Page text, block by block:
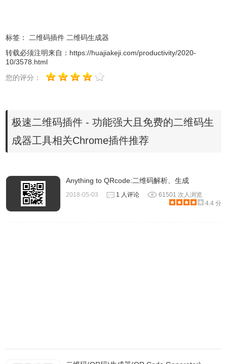
无效CRX-HEADER-INVALID”的报错信息，参照： Chrome
插件安装时出现"CRX-HEADER-INVALID"解决方法
，安装
好后即可使用。
标签： 二维码插件 二维码生成器
转载必须注明来自： https://huajiakeji.com/productivity/2020-
10/3578.html
您的评分：
极速二维码插件 - 功能强大且免费的二维码生
成器工具相关Chrome插件推荐
Anything to QRcode:二维码解析、生成
2018-05-03 1 人评论
61501 次人浏览
4.4 分